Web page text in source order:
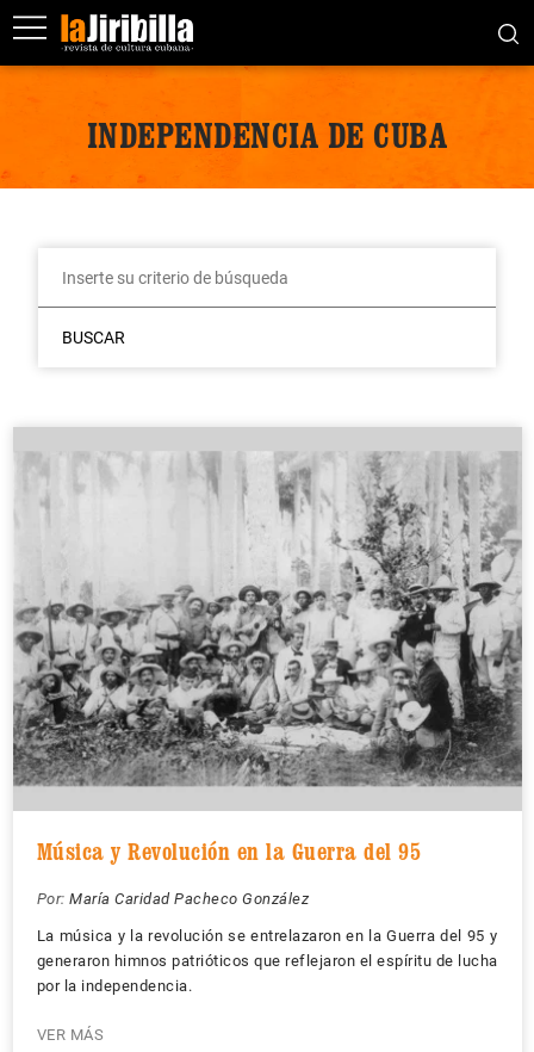
INDEPENDENCIA DE CUBA
BUSCAR
Música y Revolución en la Guerra del 95
Por: María Caridad Pacheco González
La música y la revolución se entrelazaron en la Guerra del 95 y
generaron himnos patrióticos que reflejaron el espíritu de lucha
por la independencia.
VER MÁS